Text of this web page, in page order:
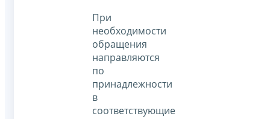
При
необходимости
обращения
направляются
по
принадлежности
в
соответствующие